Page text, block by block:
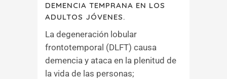
DEMENCIA TEMPRANA EN LOS
ADULTOS JÓVENES.
La degeneración lobular
frontotemporal (DLFT) causa
demencia y ataca en la plenitud de
la vida de las personas;